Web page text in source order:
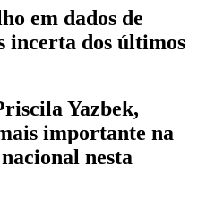
em dados de
incerta dos últimos
Yazbek,
importante na
nesta